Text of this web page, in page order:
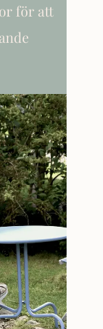
för att